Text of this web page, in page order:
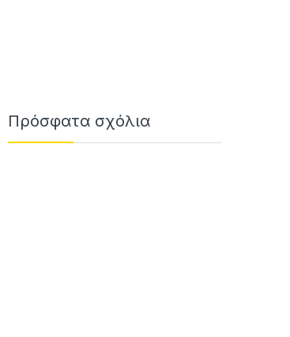
Πρόσφατα σχόλια